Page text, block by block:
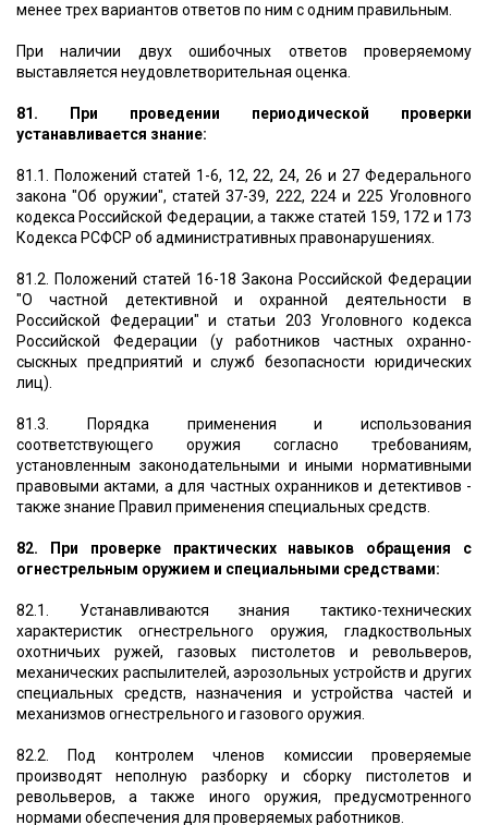
менее трех вариантов ответов по ним с одним правильным.
При наличии двух ошибочных ответов проверяемому
выставляется неудовлетворительная оценка.
81. При проведении периодической проверки
устанавливается знание:
81.1. Положений статей 1-6, 12, 22, 24, 26 и 27 Федерального
закона "Об оружии", статей 37-39, 222, 224 и 225 Уголовного
кодекса Российской Федерации, а также статей 159, 172 и 173
Кодекса РСФСР об административных правонарушениях.
81.2. Положений статей 16-18 Закона Российской Федерации
"О частной детективной и охранной деятельности в
Российской Федерации" и статьи 203 Уголовного кодекса
Российской Федерации (у работников частных охранно-
сыскных предприятий и служб безопасности юридических
лиц).
81.3. Порядка применения и использования
соответствующего оружия согласно требованиям,
установленным законодательными и иными нормативными
правовыми актами, а для частных охранников и детективов -
также знание Правил применения специальных средств.
82. При проверке практических навыков обращения с
огнестрельным оружием и специальными средствами:
82.1. Устанавливаются знания тактико-технических
характеристик огнестрельного оружия, гладкоствольных
охотничьих ружей, газовых пистолетов и револьверов,
механических распылителей, аэрозольных устройств и других
специальных средств, назначения и устройства частей и
механизмов огнестрельного и газового оружия.
82.2. Под контролем членов комиссии проверяемые
производят неполную разборку и сборку пистолетов и
револьверов, а также иного оружия, предусмотренного
нормами обеспечения для проверяемых работников.